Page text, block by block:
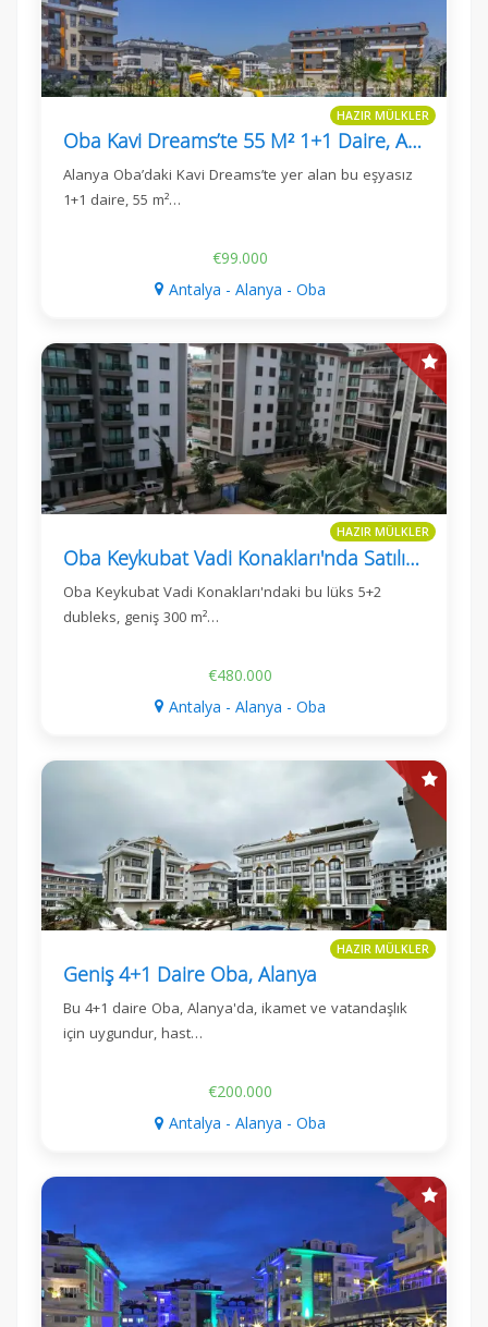
HAZIR MÜLKLER
Oba Kavi Dreams’te 55 M² 1+1 Daire, Alanya
Alanya Oba’daki Kavi Dreams’te yer alan bu eşyasız
1+1 daire, 55 m²…
€99.000
Antalya - Alanya - Oba
HAZIR MÜLKLER
Oba Keykubat Vadi Konakları'nda Satılık Lüks 5+2 Dubleks
Oba Keykubat Vadi Konakları'ndaki bu lüks 5+2
dubleks, geniş 300 m²…
€480.000
Antalya - Alanya - Oba
HAZIR MÜLKLER
Geniş 4+1 Daire Oba, Alanya
Bu 4+1 daire Oba, Alanya'da, ikamet ve vatandaşlık
için uygundur, hast…
€200.000
Antalya - Alanya - Oba